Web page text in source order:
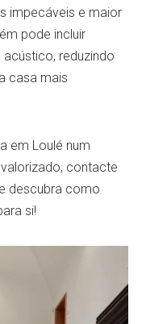
impecáveis e maior
pode incluir
reduzindo
casa mais
em Loulé num
contacte
e descubra como
si!